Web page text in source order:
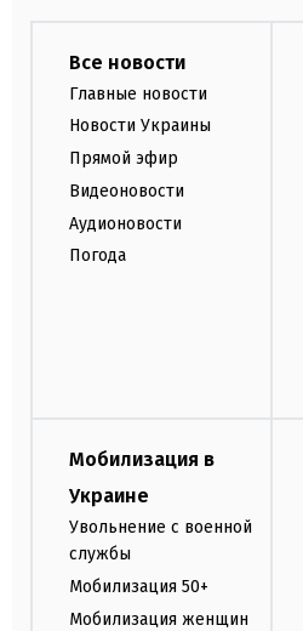
Все новости
Главные новости
Новости Украины
Прямой эфир
Видеоновости
Аудионовости
Погода
Мобилизация в
Украине
Увольнение с военной
службы
Мобилизация 50+
Мобилизация женщин